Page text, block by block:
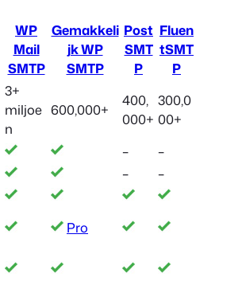
WP
Mail
SMTP
Gemakkeli
jk WP
SMTP
Post
SMT
P
Fluen
tSMT
P
3+
miljoe
n
600,000+
400,
000+
300,0
00+
–
–
–
–
Pro